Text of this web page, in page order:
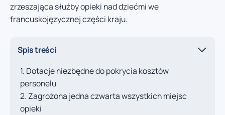
zrzeszająca służby opieki nad dziećmi we
francuskojęzycznej części kraju.
Spis treści
Dotacje niezbędne do pokrycia kosztów
personelu
Zagrożona jedna czwarta wszystkich miejsc
opieki